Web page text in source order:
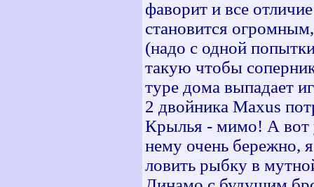
фаворит и все
становится
(надо с одной
такую чтобы
туре дома выпадает
2 двойника Maxus
Крылья - мимо! А вот
нему очень бережно,
ловить рыбку в